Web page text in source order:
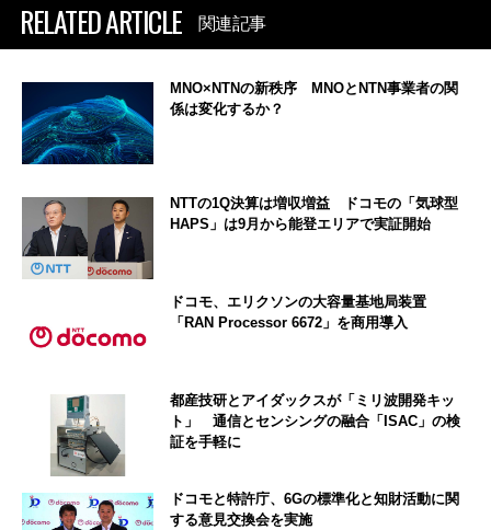
RELATED ARTICLE 関連記事
MNO×NTNの新秩序 MNOとNTN事業者の関
係は変化するか？
NTTの1Q決算は増収増益 ドコモの「気球型
HAPS」は9月から能登エリアで実証開始
ドコモ、エリクソンの大容量基地局装置
「RAN Processor 6672」を商用導入
都産技研とアイダックスが「ミリ波開発キッ
ト」 通信とセンシングの融合「ISAC」の検
証を手軽に
ドコモと特許庁、6Gの標準化と知財活動に関
する意見交換会を実施